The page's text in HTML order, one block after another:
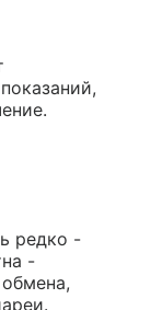
редко -
-